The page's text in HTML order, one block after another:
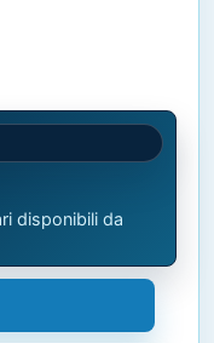
disponibili da